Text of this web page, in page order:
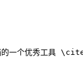
一个优秀工具